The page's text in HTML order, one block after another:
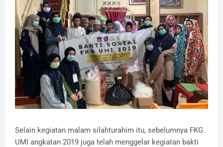
Selain kegiatan malam silahturahim itu, sebelumnya FKG
UMI angkatan 2019 juga telah menggelar kegiatan bakti